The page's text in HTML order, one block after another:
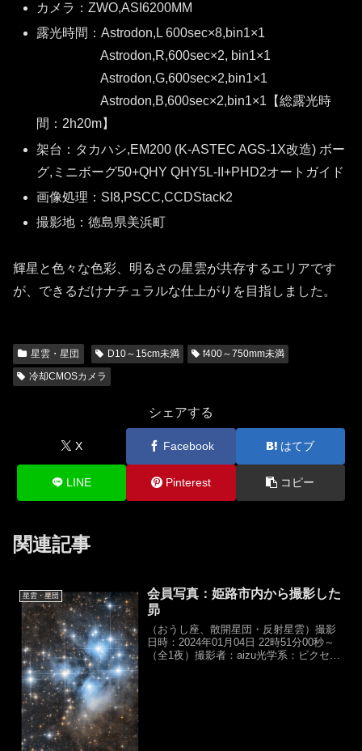
カメラ：ZWO,ASI6200MM
露光時間：Astrodon,L 600sec×8,bin1×1
Astrodon,R,600sec×2, bin1×1
Astrodon,G,600sec×2,bin1×1
Astrodon,B,600sec×2,bin1×1【総露光時
間：2h20m】
架台：タカハシ,EM200 (K-ASTEC AGS-1X改造) ボー
グ,ミニボーグ50+QHY QHY5L-II+PHD2オートガイド
画像処理：SI8,PSCC,CCDStack2
撮影地：徳島県美浜町
輝星と色々な色彩、明るさの星雲が共存するエリアです
が、できるだけナチュラルな仕上がりを目指しました。
星雲・星団 D10～15cm未満
f400～750mm未満
冷却CMOSカメラ
シェアする
X Facebook はてブ
LINE Pinterest コピー
関連記事
星雲・星団
会員写真：姫路市内から撮影した
昴
（おうし座、散開星団・反射星雲）撮影
日時：2024年01月04日 22時51分00秒～
（全1夜）撮影者：aizu光学系：ビクセ